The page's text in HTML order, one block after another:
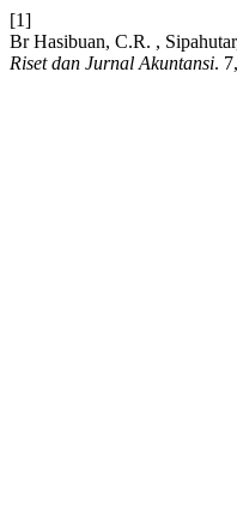
[1]
Br Hasibuan, C.R. ,
Riset dan Jurnal Akuntansi.